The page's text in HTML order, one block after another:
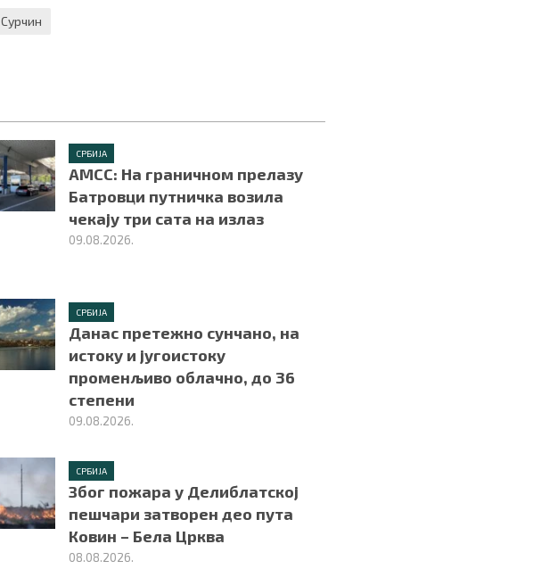
Сурчин
СРБИЈА
АМСС: На граничном прелазу
Батровци путничка возила
чекају три сата на излаз
09.08.2026.
СРБИЈА
Данас претежно сунчано, на
истоку и југоистоку
променљиво облачно, до 36
степени
09.08.2026.
СРБИЈА
Због пожара у Делиблатској
пешчари затворен део пута
Ковин – Бела Црква
08.08.2026.